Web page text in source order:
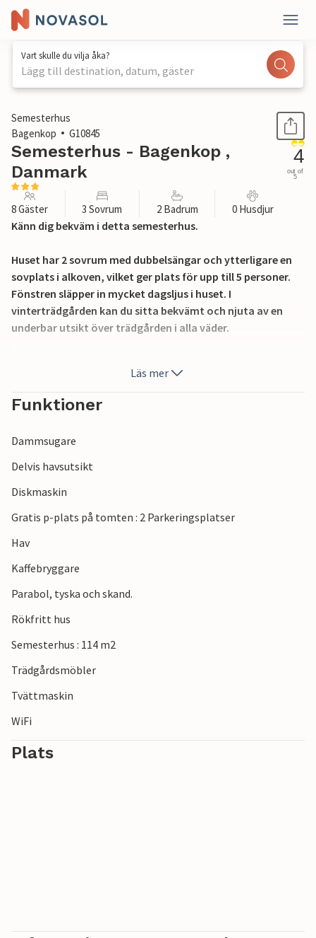
Vart skulle du vilja åka?
Lägg till destination, datum, gäster
1 / 29
Semesterhus
Bagenkop
G10845
Semesterhus - Bagenkop ,
Danmark
4
out of
5
8 Gäster 3 Sovrum 2 Badrum 0 Husdjur
Känn dig bekväm i detta semesterhus.
Huset har 2 sovrum med dubbelsängar och ytterligare en
sovplats i alkoven, vilket ger plats för upp till 5 personer.
Fönstren släpper in mycket dagsljus i huset. I
vinterträdgården kan du sitta bekvämt och njuta av en
underbar utsikt över trädgården i alla väder.
Du kan nå stranden på några få steg. Shoppingmöjligheter
Njut av en härlig semester nära havet i detta semesterhus.
Läs mer
Funktioner
Dammsugare
Delvis havsutsikt
Diskmaskin
Gratis p-plats på tomten : 2 Parkeringsplatser
Hav
Kaffebryggare
Parabol, tyska och skand.
Rökfritt hus
Semesterhus : 114 m2
Trädgårdsmöbler
Tvättmaskin
WiFi
Plats